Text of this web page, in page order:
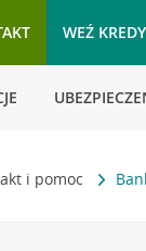
WEŹ
i pomoc